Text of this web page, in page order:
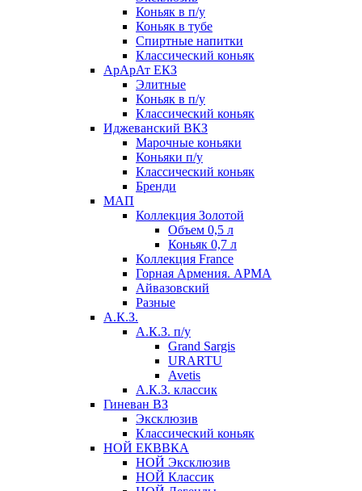
Коньяк в п/у
Коньяк в тубе
Спиртные напитки
Классический коньяк
АрАрАт ЕКЗ
Элитные
Коньяк в п/у
Классический коньяк
Иджеванский ВКЗ
Марочные коньяки
Коньяки п/у
Классический коньяк
Бренди
МАП
Коллекция Золотой
Объем 0,5 л
Коньяк 0,7 л
Коллекция France
Горная Армения. АРМА
Айвазовский
Разные
А.К.З.
А.К.З. п/у
Grand Sargis
URARTU
Avetis
А.К.З. классик
Гиневан ВЗ
Эксклюзив
Классический коньяк
НОЙ ЕКВВКА
НОЙ Эксклюзив
НОЙ Классик